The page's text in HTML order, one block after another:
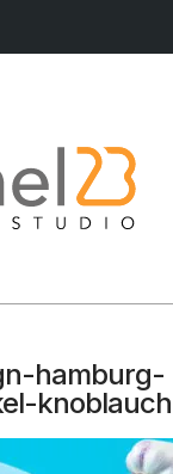
hamburg-